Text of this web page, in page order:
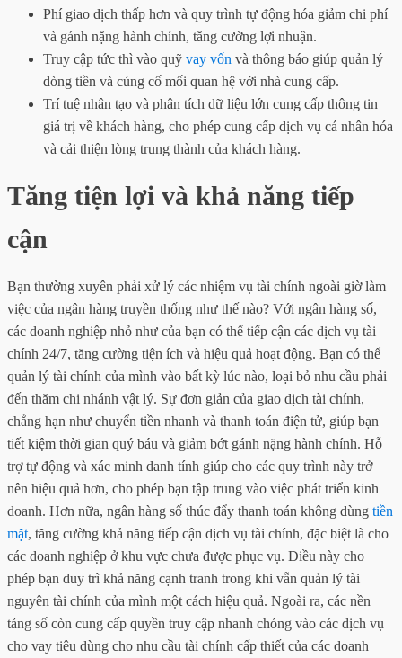
Phí giao dịch thấp hơn và quy trình tự động hóa giảm chi phí
và gánh nặng hành chính, tăng cường lợi nhuận.
Truy cập tức thì vào quỹ vay vốn và thông báo giúp quản lý
dòng tiền và củng cố mối quan hệ với nhà cung cấp.
Trí tuệ nhân tạo và phân tích dữ liệu lớn cung cấp thông tin
giá trị về khách hàng, cho phép cung cấp dịch vụ cá nhân hóa
và cải thiện lòng trung thành của khách hàng.
Tăng tiện lợi và khả năng tiếp
cận
Bạn thường xuyên phải xử lý các nhiệm vụ tài chính ngoài giờ làm
việc của ngân hàng truyền thống như thế nào? Với ngân hàng số,
các doanh nghiệp nhỏ như của bạn có thể tiếp cận các dịch vụ tài
chính 24/7, tăng cường tiện ích và hiệu quả hoạt động. Bạn có thể
quản lý tài chính của mình vào bất kỳ lúc nào, loại bỏ nhu cầu phải
đến thăm chi nhánh vật lý. Sự đơn giản của giao dịch tài chính,
chẳng hạn như chuyển tiền nhanh và thanh toán điện tử, giúp bạn
tiết kiệm thời gian quý báu và giảm bớt gánh nặng hành chính. Hỗ
trợ tự động và xác minh danh tính giúp cho các quy trình này trở
nên hiệu quả hơn, cho phép bạn tập trung vào việc phát triển kinh
doanh. Hơn nữa, ngân hàng số thúc đẩy thanh toán không dùng tiền
mặt, tăng cường khả năng tiếp cận dịch vụ tài chính, đặc biệt là cho
các doanh nghiệp ở khu vực chưa được phục vụ. Điều này cho
phép bạn duy trì khả năng cạnh tranh trong khi vẫn quản lý tài
nguyên tài chính của mình một cách hiệu quả. Ngoài ra, các nền
tảng số còn cung cấp quyền truy cập nhanh chóng vào các dịch vụ
cho vay tiêu dùng cho nhu cầu tài chính cấp thiết của các doanh